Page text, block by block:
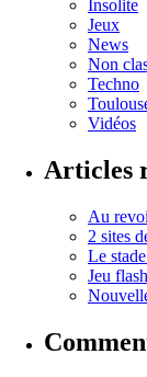
Insolite
Jeux
News
Non
Techno
Vidéos
Articles
Au
2 sites
Le
Jeu